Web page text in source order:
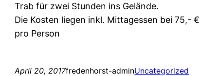
Trab für zwei Stunden ins Gelände.
Die Kosten liegen inkl. Mittagessen bei 75,- €
pro Person
April 20, 2017fredenhorst-adminUncategorized